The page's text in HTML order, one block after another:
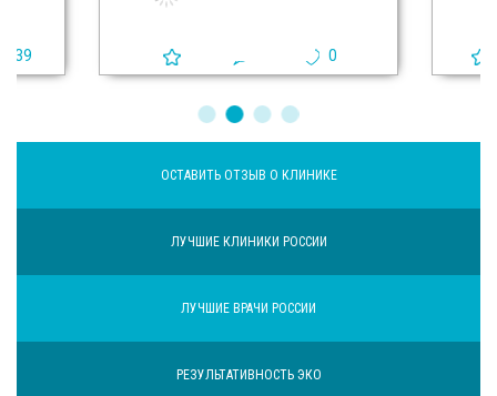
39 0
ОСТАВИТЬ ОТЗЫВ О КЛИНИКЕ
ЛУЧШИЕ КЛИНИКИ РОССИИ
ЛУЧШИЕ ВРАЧИ РОССИИ
РЕЗУЛЬТАТИВНОСТЬ ЭКО